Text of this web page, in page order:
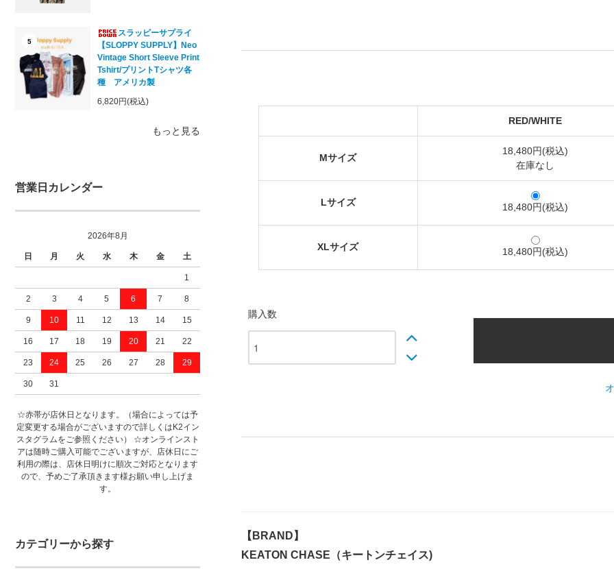
5
スラッピーサプライ
【SLOPPY SUPPLY】Neo
Vintage Short Sleeve Print
Tshirt/プリントTシャツ各
種 アメリカ製
6,820円(税込)
もっと見る
営業日カレンダー
2026年8月
日 月 火 水 木 金 土
1
2 3 4 5 6 7 8
9 10 11 12 13 14 15
16 17 18 19 20 21 22
23 24 25 26 27 28 29
30 31
☆赤帯が店休日となります。（場合によっては予
定変更する場合がございますので詳しくはK2イン
スタグラムをご参照ください） ☆オンラインスト
アは随時ご購入可能でございますが、店休日にご
利用の際は、店休日明けに順次ご対応となります
ので、予めご了承頂きます様お願い申し上げま
す。
カテゴリーから探す
RED/WHITE
Mサイズ
18,480円(税込)
在庫なし
Lサイズ 18,480円(税込)
XLサイズ 18,480円(税込)
購入数
【BRAND】
KEATON CHASE（キートンチェイス)